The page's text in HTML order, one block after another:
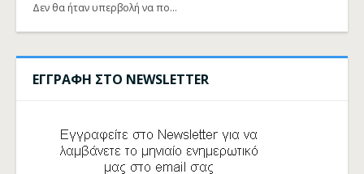
Δεν θα ήταν υπερβολή να πο…
ΕΓΓΡΑΦΗ ΣΤΟ NEWSLETTER